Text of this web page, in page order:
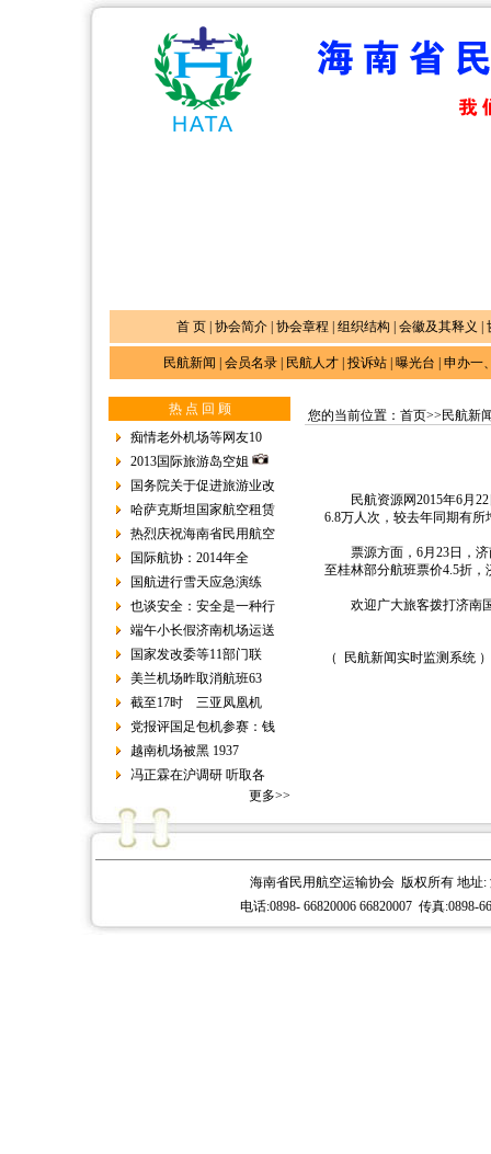
首 页 协会简介 协会章程 组织结构 会徽及其释义
民航新闻 会员名录| 民航人才| 投诉站| 曝光台 申办一
热 点 回 顾
痴情老外机场等网友10
2013国际旅游岛空姐
国务院关于促进旅游业改
哈萨克斯坦国家航空租赁
热烈庆祝海南省民用航空
国际航协：2014年全
国航进行雪天应急演练
也谈安全：安全是一种行
端午小长假济南机场运送
国家发改委等11部门联
美兰机场昨取消航班63
截至17时 三亚凤凰机
党报评国足包机参赛：钱
越南机场被黑 1937
冯正霖在沪调研 听取各
更多>>
您的当前位置： 首页>> 民航新
民航资源网2015年6月22
6.8万人次，较去年同期有所
票源方面，6月23日，济
至桂林部分航班票价4.5折
欢迎广大旅客拨打济南国
（ 民航新闻实时监测系统 ）
海南省民用航空运输协会 版权所有 地址
电话:0898- 66820006 66820007 传真:0898-